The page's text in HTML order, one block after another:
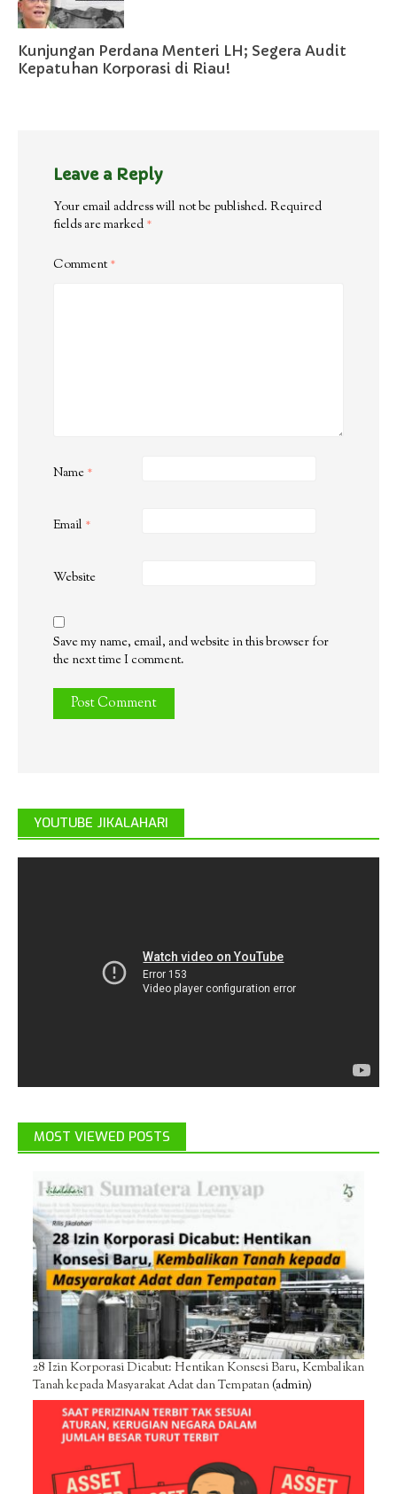
Kunjungan Perdana Menteri LH; Segera Audit
Kepatuhan Korporasi di Riau!
Leave a Reply
Your email address will not be published. Required
fields are marked *
Comment*
Name *
Email *
Website
Save my name, email, and website in this browser for
the next time I comment.
YOUTUBE JIKALAHARI
MOST VIEWED POSTS
28 Izin Korporasi Dicabut: Hentikan Konsesi Baru, Kembalikan
Tanah kepada Masyarakat Adat dan Tempatan(admin)